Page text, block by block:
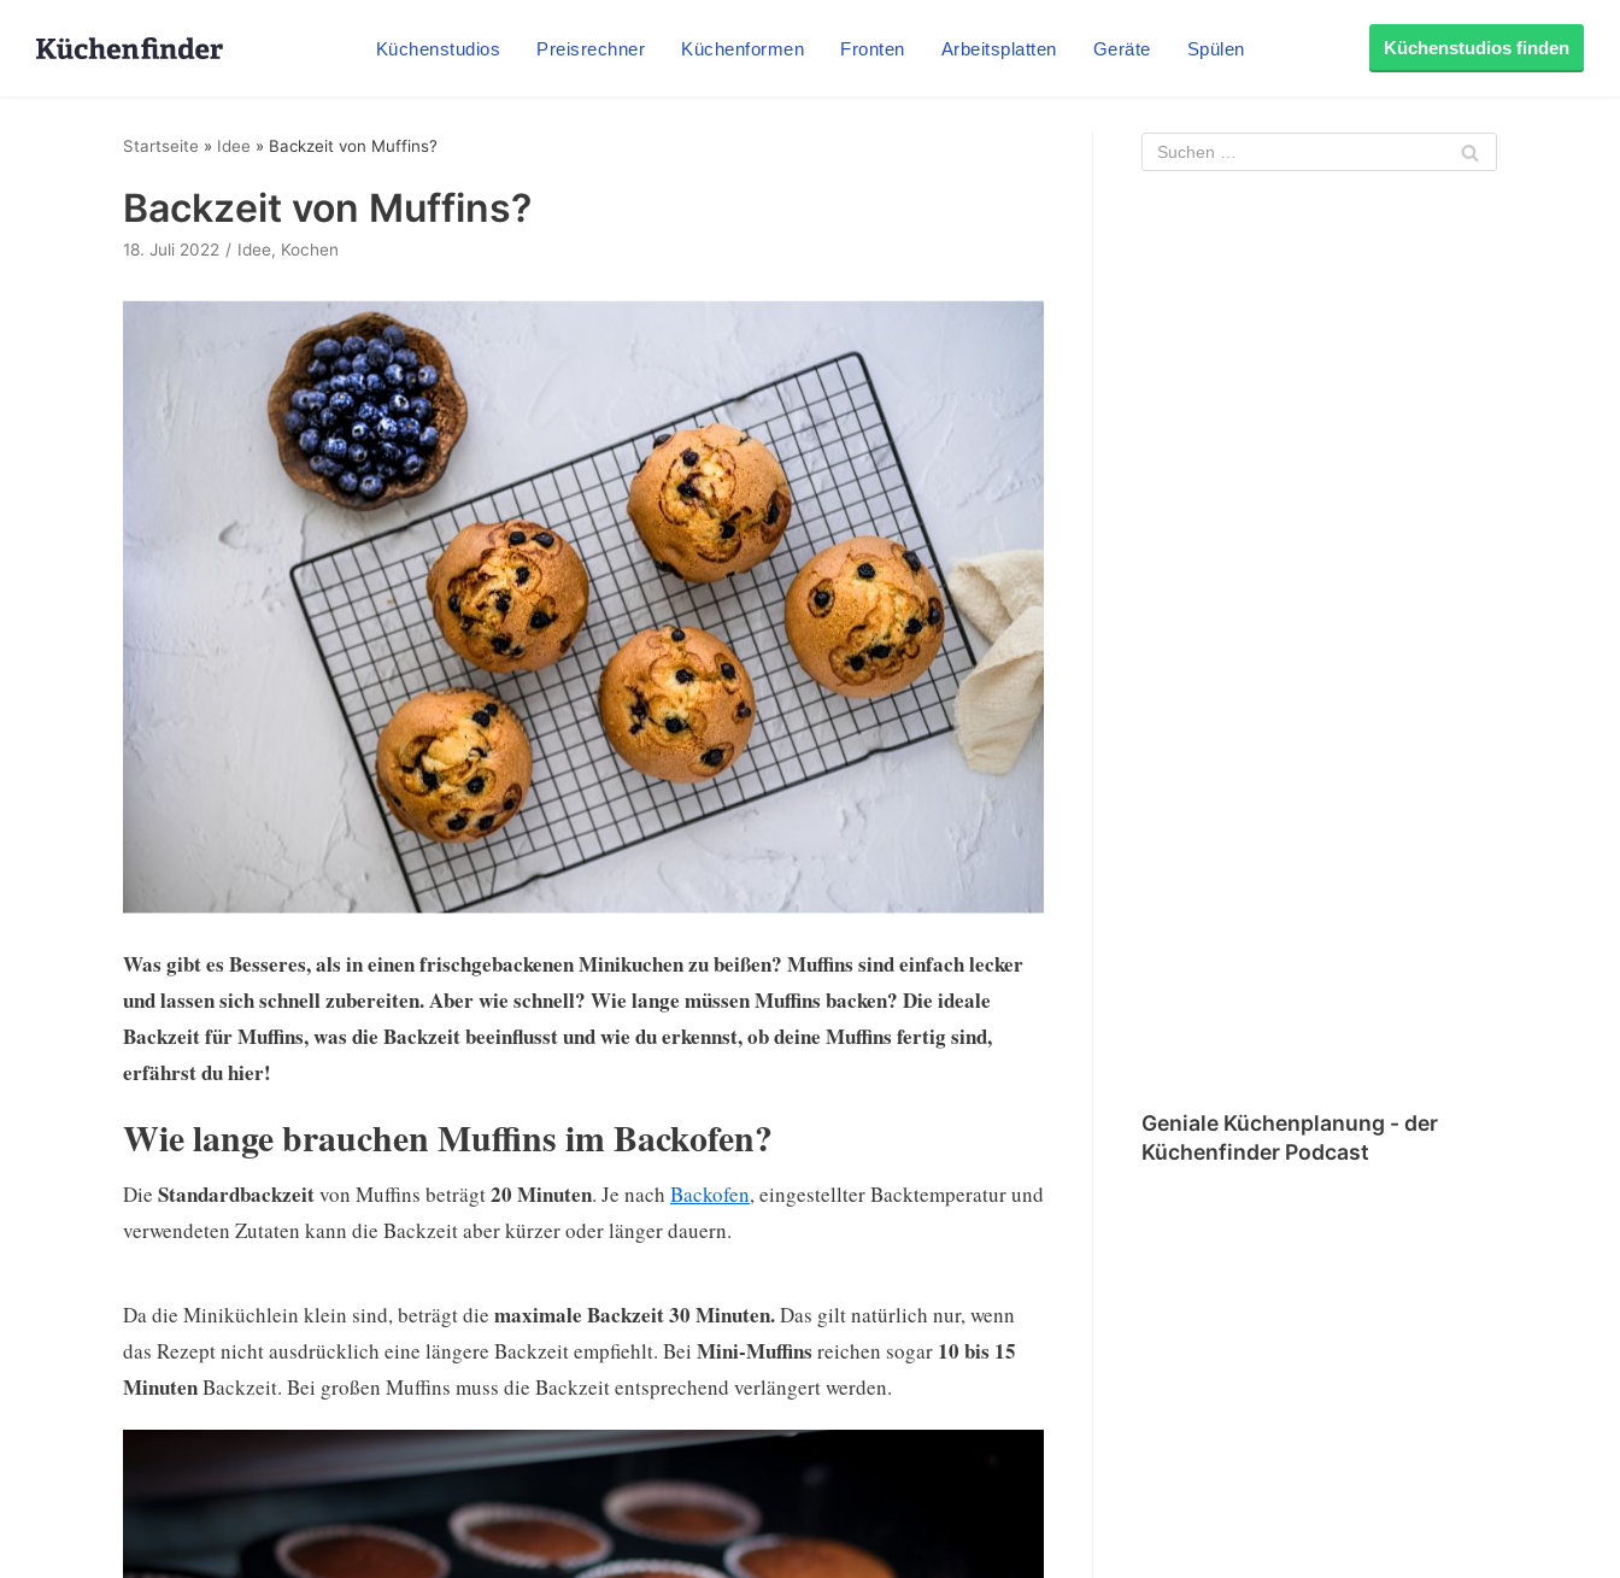
Küchenstudios Preisrechner Küchenformen Fronten Arbeitsplatten Geräte Spülen Küchenstudios finden
Startseite » Idee » Backzeit von Muffins?
Backzeit von Muffins?
18. Juli 2022 Idee, Kochen
Was gibt es Besseres, als in einen frischgebackenen Minikuchen zu beißen? Muffins sind einfach lecker
und lassen sich schnell zubereiten. Aber wie schnell? Wie lange müssen Muffins backen? Die ideale
Backzeit für Muffins, was die Backzeit beeinflusst und wie du erkennst, ob deine Muffins fertig sind,
erfährst du hier!
Wie lange brauchen Muffins im Backofen?
Die Standardbackzeitvon Muffins beträgt20 Minuten. Je nach Backofen, eingestellter Backtemperatur und
verwendeten Zutaten kann die Backzeit aber kürzer oder länger dauern.
Da die Miniküchlein klein sind, beträgt die maximale Backzeit 30 Minuten.Das gilt natürlich nur, wenn
das Rezept nicht ausdrücklich eine längere Backzeit empfiehlt. Bei Mini-Muffins reichen sogar 10 bis 15
MinutenBackzeit. Bei großen Muffins muss die Backzeit entsprechend verlängert werden.
Geniale Küchenplanung - der
Küchenfinder Podcast